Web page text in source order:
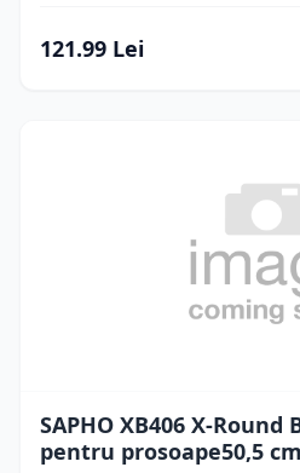
121.99 Lei
SAPHO XB406 X-
pentru prosoape50,5